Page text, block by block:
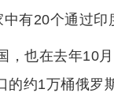
有20个通过印
，也在去年10
的约1万桶俄罗